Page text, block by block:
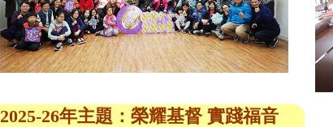
2025-26年主題：榮耀基督 實踐福音